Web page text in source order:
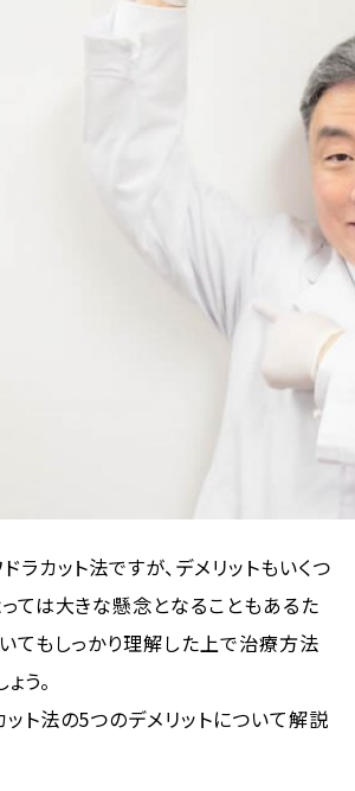
ラカット法ですが、デメリットもいくつ
っては大きな懸念となることもあるた
いてもしっかり理解した上で治療方法
う。
ット法の5つのデメリットについて解説